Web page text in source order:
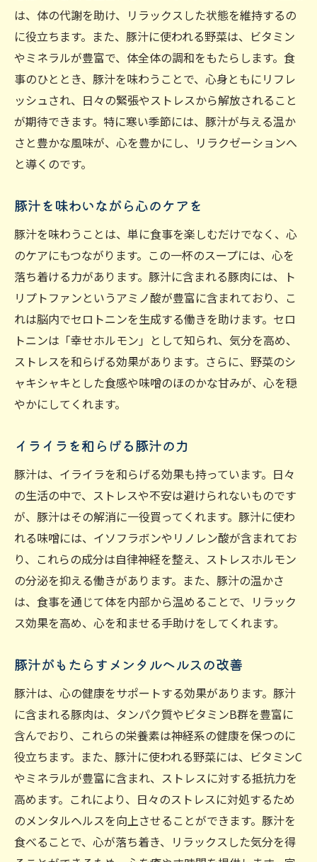
は、体の代謝を助け、リラックスした状態を維持するの
に役立ちます。また、豚汁に使われる野菜は、ビタミン
やミネラルが豊富で、体全体の調和をもたらします。食
事のひととき、豚汁を味わうことで、心身ともにリフレ
ッシュされ、日々の緊張やストレスから解放されること
が期待できます。特に寒い季節には、豚汁が与える温か
さと豊かな風味が、心を豊かにし、リラクゼーションへ
と導くのです。
豚汁を味わいながら心のケアを
豚汁を味わうことは、単に食事を楽しむだけでなく、心
のケアにもつながります。この一杯のスープには、心を
落ち着ける力があります。豚汁に含まれる豚肉には、ト
リプトファンというアミノ酸が豊富に含まれており、こ
れは脳内でセロトニンを生成する働きを助けます。セロ
トニンは「幸せホルモン」として知られ、気分を高め、
ストレスを和らげる効果があります。さらに、野菜のシ
ャキシャキとした食感や味噌のほのかな甘みが、心を穏
やかにしてくれます。
イライラを和らげる豚汁の力
豚汁は、イライラを和らげる効果も持っています。日々
の生活の中で、ストレスや不安は避けられないものです
が、豚汁はその解消に一役買ってくれます。豚汁に使わ
れる味噌には、イソフラボンやリノレン酸が含まれてお
り、これらの成分は自律神経を整え、ストレスホルモン
の分泌を抑える働きがあります。また、豚汁の温かさ
は、食事を通じて体を内部から温めることで、リラック
ス効果を高め、心を和ませる手助けをしてくれます。
豚汁がもたらすメンタルヘルスの改善
豚汁は、心の健康をサポートする効果があります。豚汁
に含まれる豚肉は、タンパク質やビタミンB群を豊富に
含んでおり、これらの栄養素は神経系の健康を保つのに
役立ちます。また、豚汁に使われる野菜には、ビタミンC
やミネラルが豊富に含まれ、ストレスに対する抵抗力を
高めます。これにより、日々のストレスに対処するため
のメンタルヘルスを向上させることができます。豚汁を
食べることで、心が落ち着き、リラックスした気分を得